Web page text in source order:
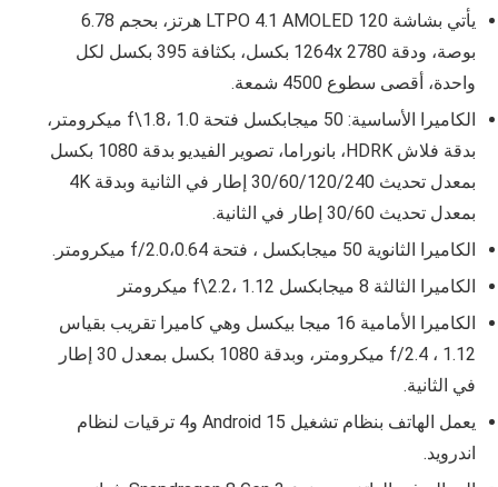
يأتي بشاشة
120 هرتز، بحجم 6.78
بوصة، ودقة 1264x 2780
بكسل، بكثافة 395 بكسل لكل
واحدة، أقصى سطوع 4500 شمعة.
الكاميرا الأساسية: 50 ميجابكسل فتحة f\1.8، 1.0 ميكرومتر،
بدقة فلاش HDRK، بانوراما،
تصوير الفيديو بدقة 1080 بكسل
بمعدل تحديث 30/60/120/240 إطار في الثانية وبدقة 4K
بمعدل تحديث 30/60 إطار في الثانية
.
الكاميرا الثانوية 50 ميجابكسل ، فتحة f/2.0،0.64 ميكرومتر.
الكاميرا الثالثة 8 ميجابكسل f\2.2، 1.12 ميكرومتر
الكاميرا الأمامية
16 ميجا بيكسل وهي كاميرا تقريب بقياس
f/2.4 ، 1.12 ميكرومتر، وبدقة 1080 بكسل بمعدل 30 إطار
في الثانية.
يعمل الهاتف بنظام تشغيل Android 15 و4 ترقيات لنظام
اندرويد.